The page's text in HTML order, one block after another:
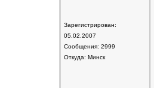
Зарегистрирован:
05.02.2007
Сообщения: 2999
Откуда: Минск